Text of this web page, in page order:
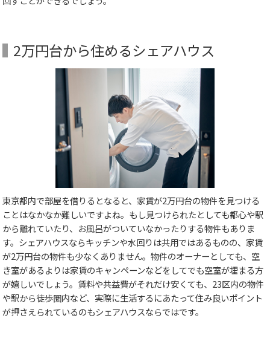
2万円台から住めるシェアハウス
東京都内で部屋を借りるとなると、家賃が2万円台の物件を見つける
ことはなかなか難しいですよね。もし見つけられたとしても都心や駅
から離れていたり、お風呂がついていなかったりする物件もありま
す。シェアハウスならキッチンや水回りは共用ではあるものの、家賃
が2万円台の物件も少なくありません。物件のオーナーとしても、空
き室があるよりは家賃のキャンペーンなどをしてでも空室が埋まる方
が嬉しいでしょう。賃料や共益費がそれだけ安くても、23区内の物件
や駅から徒歩圏内など、実際に生活するにあたって住み良いポイント
が押さえられているのもシェアハウスならではです。